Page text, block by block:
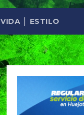
VIDA │ ESTILO